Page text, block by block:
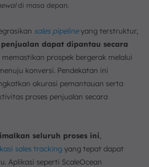
di masa depan.
sales pipelineyang terstruktur,
dapat dipantau secara
prospek bergerak melalui
konversi. Pendekatan ini
akurasi pemantauan serta
proses penjualan secara
seluruh proses ini
sales tracking yang tepat dapat
Aplikasi seperti ScaleOcean